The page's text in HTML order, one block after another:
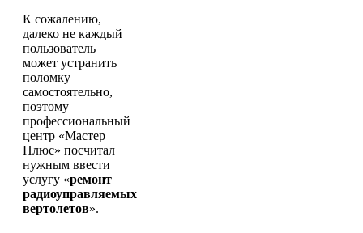
К сожалению,
далеко не каждый
пользователь
может устранить
поломку
самостоятельно,
поэтому
профессиональный
центр «Мастер
Плюс» посчитал
нужным ввести
услугу «ремонт
радиоуправляемых
вертолетов».